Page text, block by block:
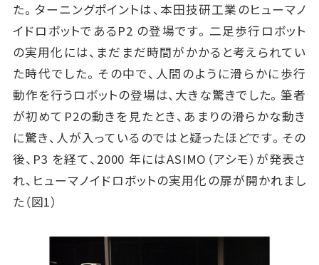
た。ターニングポイントは、本田技研工業のヒューマノ
イドロボットであるP2 の登場です。二足歩行ロボット
の実用化には、まだまだ時間がかかると考えられてい
た時代でした。その中で、人間のように滑らかに歩行
動作を行うロボットの登場は、大きな驚きでした。筆者
が初めてP2の動きを見たとき、あまりの滑らかな動き
に驚き、人が入っているのではと疑ったほどです。その
後、P3 を経て、2000 年にはASIMO（アシモ）が発表さ
れ、ヒューマノイドロボットの実用化の扉が開かれまし
た（図1）